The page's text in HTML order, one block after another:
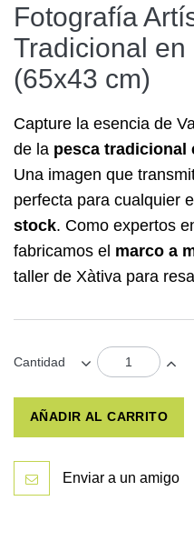
Fotografía
Tradicional en
(65x43 cm)
Capture la esencia de
de la pesca tradicional
Una imagen que
perfecta para cualquier
stock. Como expertos
fabricamos el marco a
taller de Xàtiva para
Cantidad
AÑADIR AL CARRITO
Enviar a un amigo